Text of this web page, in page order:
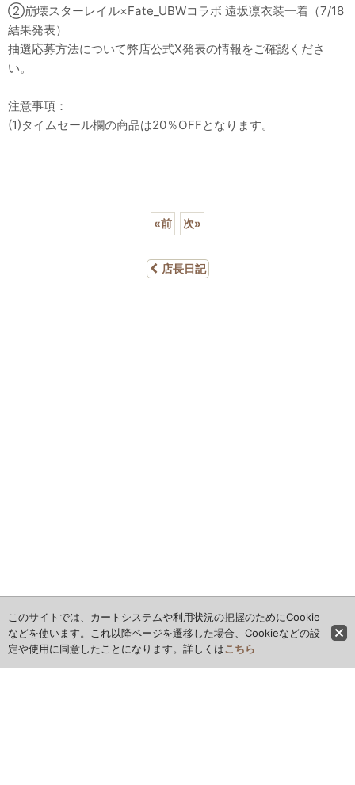
②崩壊スターレイル×Fate_UBWコラボ 遠坂凛衣装一着（7/18
結果発表）
抽選応募方法について弊店公式X発表の情報をご確認くださ
い。
注意事項：
(1)タイムセール欄の商品は20％OFFとなります。
«前 次»
店長日記
このサイトでは、カートシステムや利用状況の把握のためにCookie
などを使います。これ以降ページを遷移した場合、Cookieなどの設
定や使用に同意したことになります。詳しくはこちら